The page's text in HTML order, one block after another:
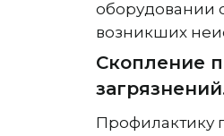
оборудовании
возникших
Скопление
Профилактику